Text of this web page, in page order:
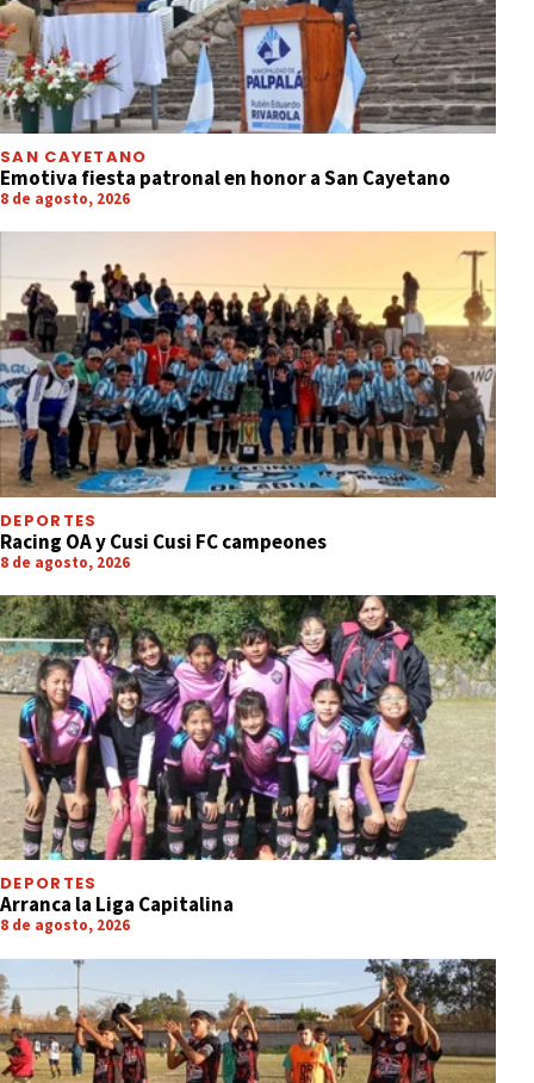
SAN CAYETANO
Emotiva fiesta patronal en honor a San Cayetano
8 de agosto, 2026
DEPORTES
Racing OA y Cusi Cusi FC campeones
8 de agosto, 2026
DEPORTES
Arranca la Liga Capitalina
8 de agosto, 2026